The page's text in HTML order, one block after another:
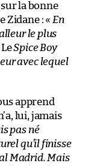
la bonne
Zidane : « En
le plus
LeSpice Boy
avec lequel
apprend
lui, jamais
pas né
qu’il finisse
Madrid. Mais